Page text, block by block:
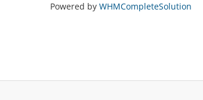
Powered by WHMCompleteSolution